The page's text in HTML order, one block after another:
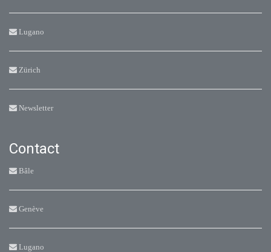
Lugano
Zürich
Newsletter
Contact
Bâle
Genève
Lugano